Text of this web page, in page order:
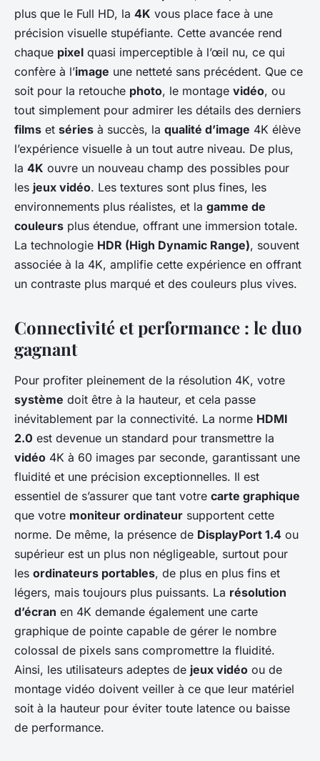
plus que le Full HD, la 4K vous place face à une
précision visuelle stupéfiante. Cette avancée rend
chaque pixel quasi imperceptible à l’œil nu, ce qui
confère à l’image une netteté sans précédent. Que ce
soit pour la retouche photo, le montage vidéo, ou
tout simplement pour admirer les détails des derniers
films et séries à succès, la qualité d’image 4K élève
l’expérience visuelle à un tout autre niveau. De plus,
la 4K ouvre un nouveau champ des possibles pour
les jeux vidéo. Les textures sont plus fines, les
environnements plus réalistes, et la gamme de
couleurs plus étendue, offrant une immersion totale.
La technologie HDR (High Dynamic Range), souvent
associée à la 4K, amplifie cette expérience en offrant
un contraste plus marqué et des couleurs plus vives.
Connectivité et performance : le duo
gagnant
Pour profiter pleinement de la résolution 4K, votre
système doit être à la hauteur, et cela passe
inévitablement par la connectivité. La norme HDMI
2.0 est devenue un standard pour transmettre la
vidéo 4K à 60 images par seconde, garantissant une
fluidité et une précision exceptionnelles. Il est
essentiel de s’assurer que tant votre carte graphique
que votre moniteur ordinateur supportent cette
norme. De même, la présence de DisplayPort 1.4 ou
supérieur est un plus non négligeable, surtout pour
les ordinateurs portables, de plus en plus fins et
légers, mais toujours plus puissants. La résolution
d’écran en 4K demande également une carte
graphique de pointe capable de gérer le nombre
colossal de pixels sans compromettre la fluidité.
Ainsi, les utilisateurs adeptes de jeux vidéo ou de
montage vidéo doivent veiller à ce que leur matériel
soit à la hauteur pour éviter toute latence ou baisse
de performance.